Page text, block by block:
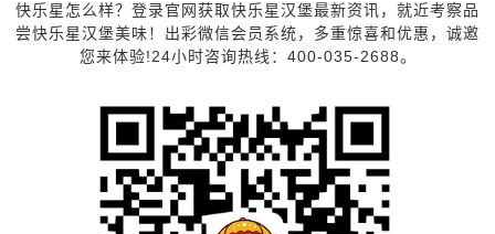
快乐星怎么样？登录官网获取快乐星汉堡最新资讯，就近考察品
尝快乐星汉堡美味！出彩微信会员系统，多重惊喜和优惠，诚邀
您来体验!24小时咨询热线：400-035-2688。